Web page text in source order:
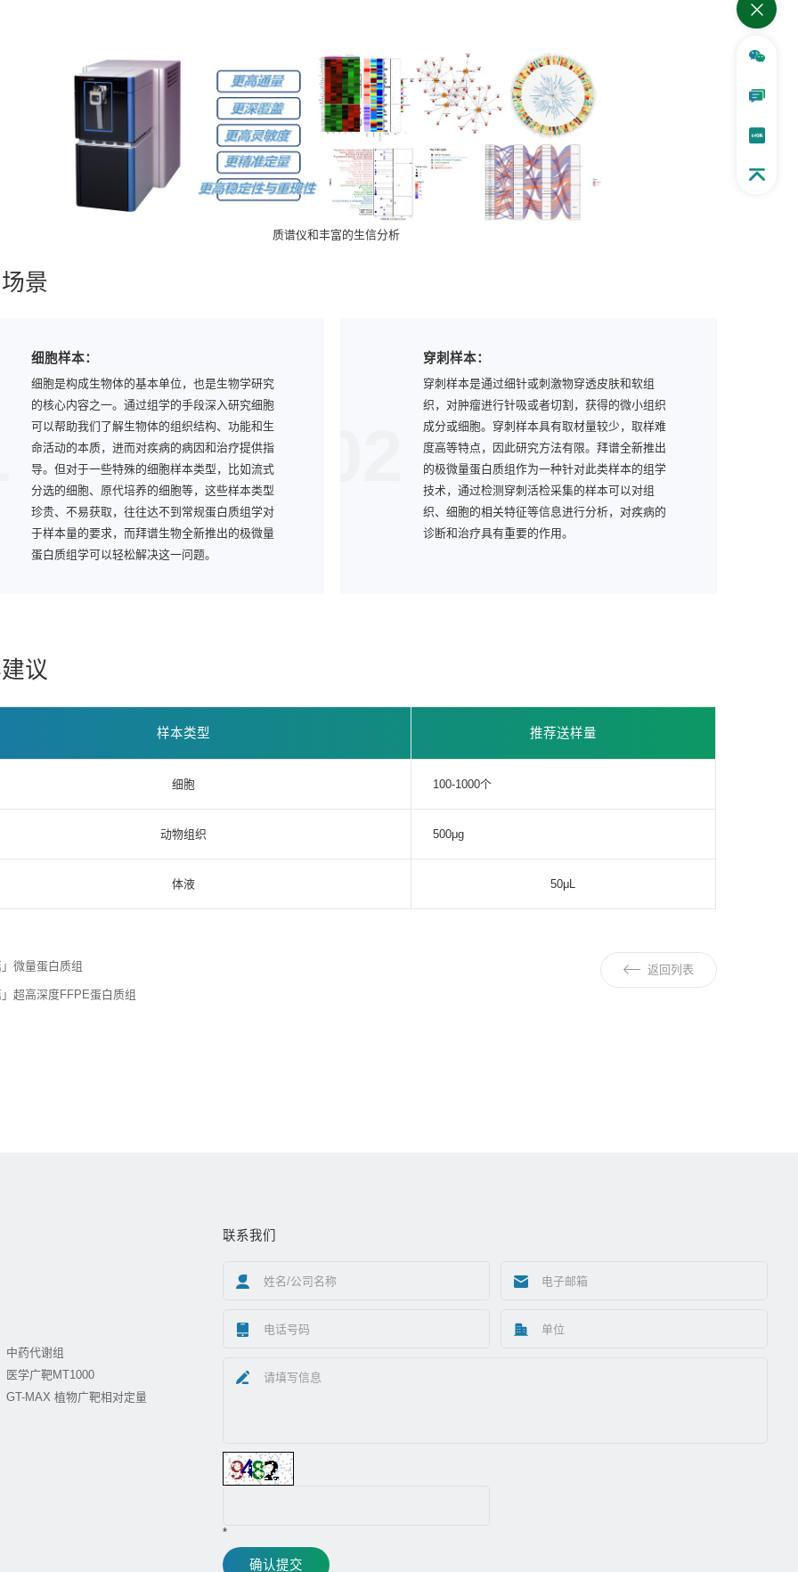
质谱仪和丰富的生信分析
景
细胞样本：
细胞是构成生物体的基本单位，也是生物学研究
的核心内容之一。通过组学的手段深入研究细胞
可以帮助我们了解生物体的组织结构、功能和生
命活动的本质，进而对疾病的病因和治疗提供指
导。但对于一些特殊的细胞样本类型，比如流式
分选的细胞、原代培养的细胞等，这些样本类型
珍贵、不易获取，往往达不到常规蛋白质组学对
于样本量的要求，而拜谱生物全新推出的极微量
蛋白质组学可以轻松解决这一问题。
穿刺样本：
穿刺样本是通过细针或刺激物穿透皮肤和软组
织，对肿瘤进行针吸或者切割，获得的微小组织
成分或细胞。穿刺样本具有取材量较少，取样难
度高等特点，因此研究方法有限。拜谱全新推出
的极微量蛋白质组作为一种针对此类样本的组学
技术，通过检测穿刺活检采集的样本可以对组
织、细胞的相关特征等信息进行分析，对疾病的
诊断和治疗具有重要的作用。
议
样本类型 推荐送样量
细胞 100-1000个
动物组织 500μg
体液 50μL
返回列表
微量蛋白质组
超高深度FFPE蛋白质组
中药代谢组
医学广靶MT1000
GT-MAX 植物广靶相对定量
联系我们
*
确认提交